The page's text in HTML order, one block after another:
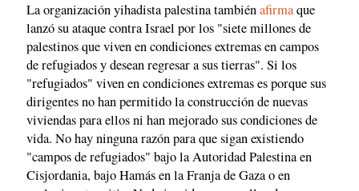
La organización yihadista palestina tambiénafirmaque
lanzó su ataque contra Israel por los "siete millones de
palestinos que viven en condiciones extremas en campos
de refugiados y desean regresar a sus tierras". Si los
"refugiados" viven en condiciones extremas es porque sus
dirigentes no han permitido la construcción de nuevas
viviendas para ellos ni han mejorado sus condiciones de
vida. No hay ninguna razón para que sigan existiendo
"campos de refugiados" bajo la Autoridad Palestina en
Cisjordania, bajo Hamás en la Franja de Gaza o en